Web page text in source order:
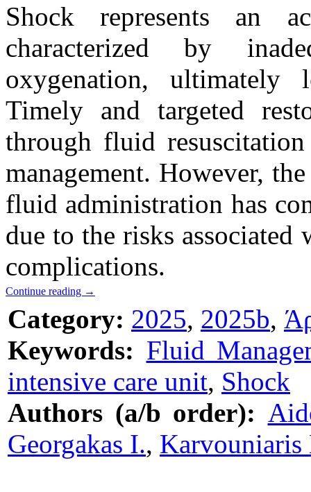
Shock represents an
characterized by
oxygenation, ultimately
Timely and targeted
through fluid
management. However,
fluid administration has
due to the risks
complications.
Continue reading →
Category: 2025, 2025b,
Keywords: Fluid
intensive care unit, Shock
Authors (a/b order):
Georgakas I., Karvouniaris